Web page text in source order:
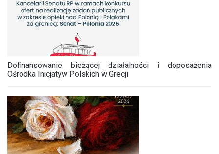
Dofinansowanie bieżącej działalności i doposażenia
Ośrodka Inicjatyw Polskich w Grecji